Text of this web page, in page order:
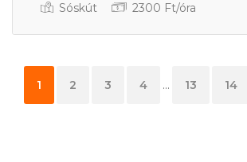
Sóskút 2300 Ft/óra
1 2 3 4 ... 13 14